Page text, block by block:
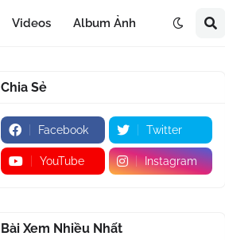
Videos Album Ảnh
Chia Sẻ
Facebook Twitter
YouTube Instagram
Bài Xem Nhiều Nhất